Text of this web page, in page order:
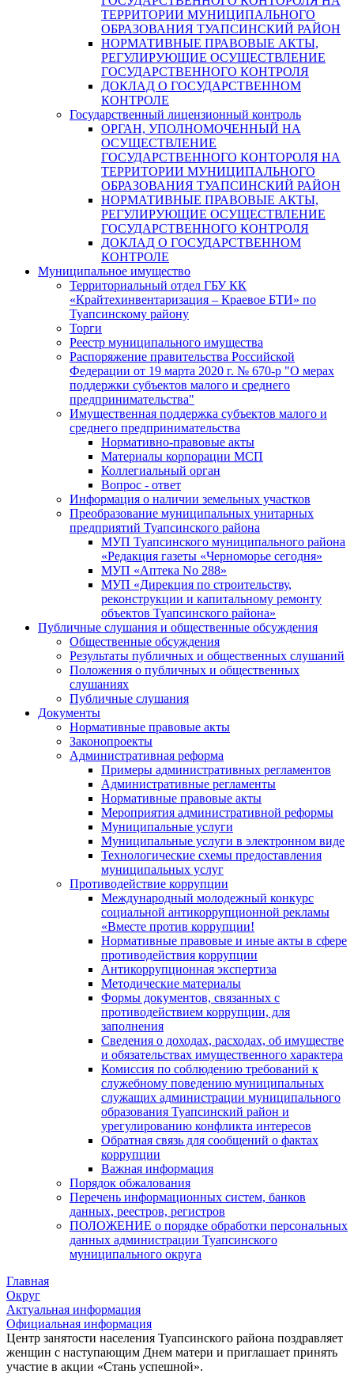
ТЕРРИТОРИИ МУНИЦИПАЛЬНОГО
ОБРАЗОВАНИЯ ТУАПСИНСКИЙ РАЙОН
НОРМАТИВНЫЕ ПРАВОВЫЕ АКТЫ,
РЕГУЛИРУЮЩИЕ ОСУЩЕСТВЛЕНИЕ
ГОСУДАРСТВЕННОГО КОНТРОЛЯ
ДОКЛАД О ГОСУДАРСТВЕННОМ
КОНТРОЛЕ
Государственный лицензионный контроль
ОРГАН, УПОЛНОМОЧЕННЫЙ НА
ОСУЩЕСТВЛЕНИЕ
ГОСУДАРСТВЕННОГО КОНТОРОЛЯ НА
ТЕРРИТОРИИ МУНИЦИПАЛЬНОГО
ОБРАЗОВАНИЯ ТУАПСИНСКИЙ РАЙОН
НОРМАТИВНЫЕ ПРАВОВЫЕ АКТЫ,
РЕГУЛИРУЮЩИЕ ОСУЩЕСТВЛЕНИЕ
ГОСУДАРСТВЕННОГО КОНТРОЛЯ
ДОКЛАД О ГОСУДАРСТВЕННОМ
КОНТРОЛЕ
Муниципальное имущество
Территориальный отдел ГБУ КК
«Крайтехинвентаризация – Краевое БТИ» по
Туапсинскому району
Торги
Реестр муниципального имущества
Распоряжение правительства Российской
Федерации от 19 марта 2020 г. № 670-р "О мерах
поддержки субъектов малого и среднего
предпринимательства"
Имущественная поддержка субъектов малого и
среднего предпринимательства
Нормативно-правовые акты
Материалы корпорации МСП
Коллегиальный орган
Вопрос - ответ
Информация о наличии земельных участков
Преобразование муниципальных унитарных
предприятий Туапсинского района
МУП Туапсинского муниципального района
«Редакция газеты «Черноморье сегодня»
МУП «Аптека No 288»
МУП «Дирекция по строительству,
реконструкции и капитальному ремонту
объектов Туапсинского района»
Публичные слушания и общественные обсуждения
Общественные обсуждения
Результаты публичных и общественных слушаний
Положения о публичных и общественных
слушаниях
Публичные слушания
Документы
Нормативные правовые акты
Законопроекты
Административная реформа
Примеры административных регламентов
Административные регламенты
Нормативные правовые акты
Мероприятия административной реформы
Муниципальные услуги
Муниципальные услуги в электронном виде
Технологические схемы предоставления
муниципальных услуг
Противодействие коррупции
Международный молодежный конкурс
социальной антикоррупционной рекламы
«Вместе против коррупции!
Нормативные правовые и иные акты в сфере
противодействия коррупции
Антикоррупционная экспертиза
Методические материалы
Формы документов, связанных с
противодействием коррупции, для
заполнения
Сведения о доходах, расходах, об имуществе
и обязательствах имущественного характера
Комиссия по соблюдению требований к
служебному поведению муниципальных
служащих администрации муниципального
образования Туапсинский район и
урегулированию конфликта интересов
Обратная связь для сообщений о фактах
коррупции
Важная информация
Порядок обжалования
Перечень информационных систем, банков
данных, реестров, регистров
ПОЛОЖЕНИЕ о порядке обработки персональных
данных администрации Туапсинского
муниципального округа
Главная
Округ
Актуальная информация
Официальная информация
Центр занятости населения Туапсинского района поздравляет
женщин с наступающим Днем матери и приглашает принять
участие в акции «Стань успешной».